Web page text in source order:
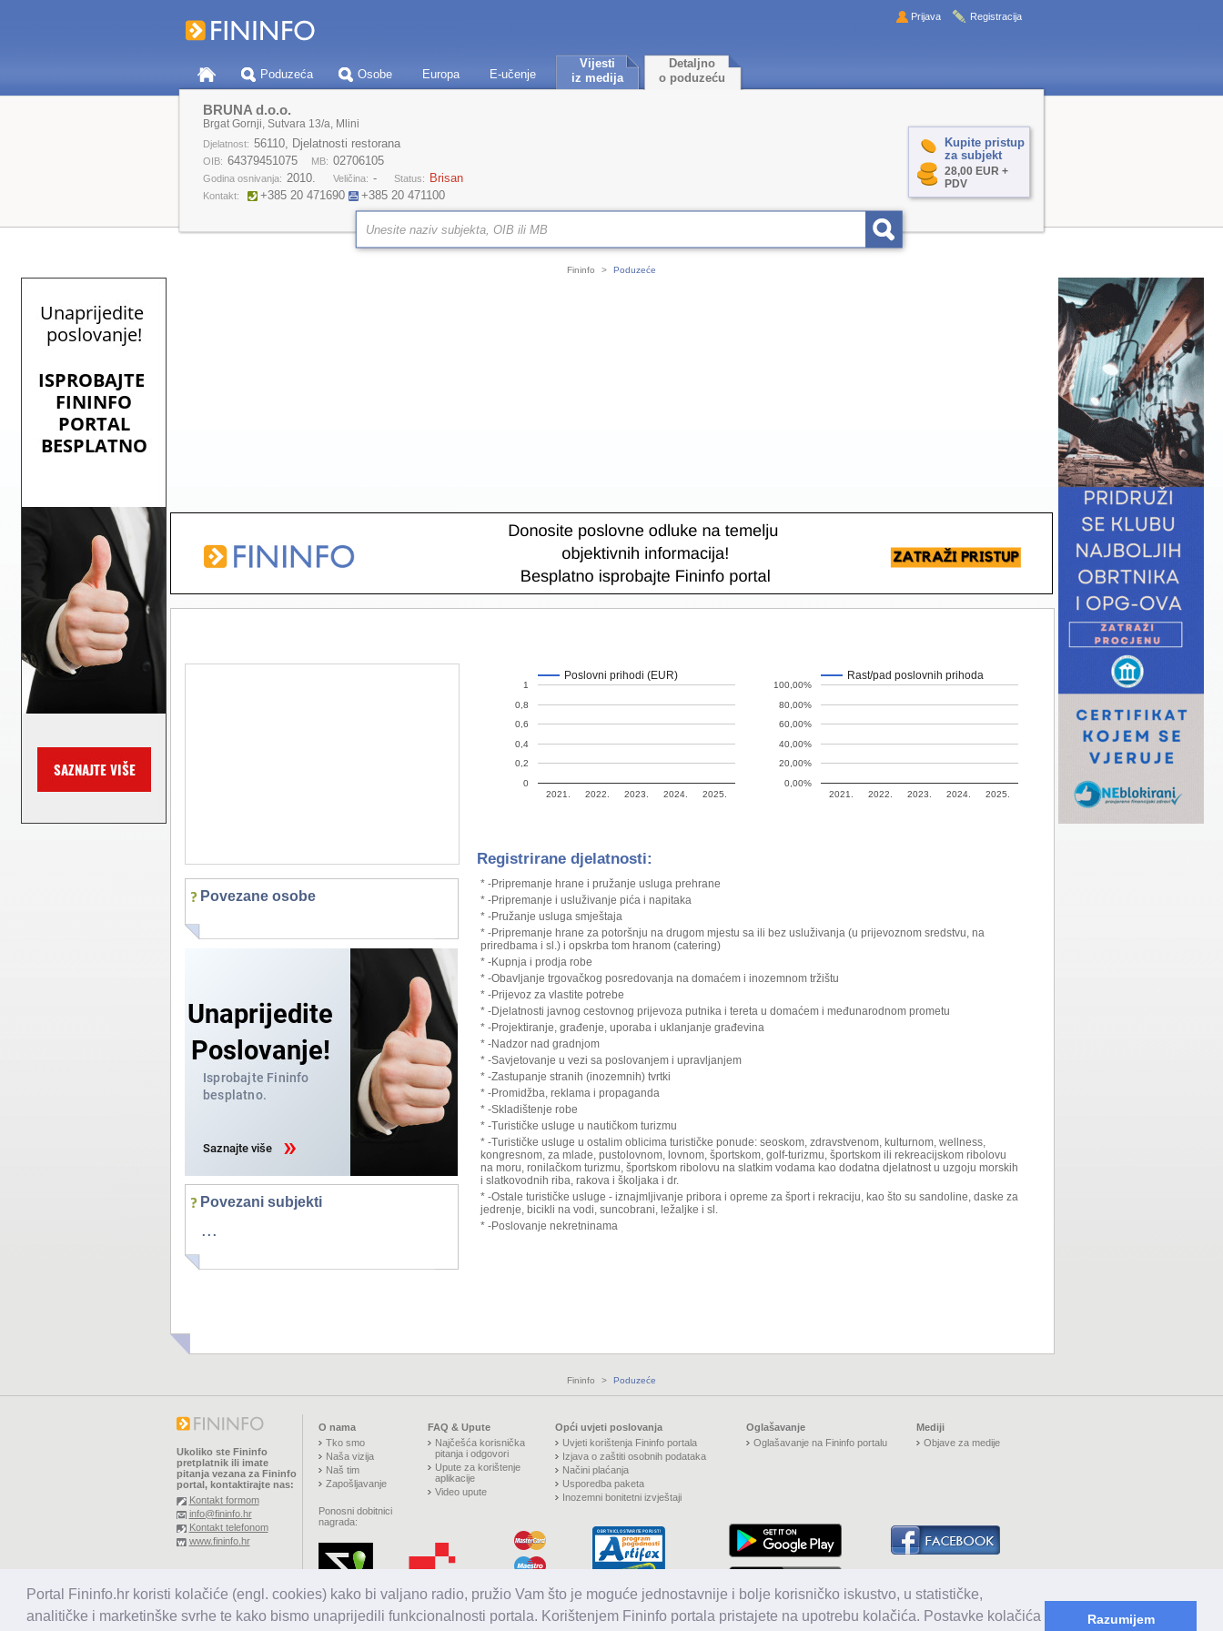
Portal Fininfo.hr koristi kolačiće (engl. cookies) kako bi valjano radio, pružio Vam što je moguće jednostavnije i bolje korisničko iskustvo, u statističke,
analitičke i marketinške svrhe te kako bismo unaprijedili funkcionalnosti portala. Korištenjem Fininfo portala pristajete na upotrebu kolačića. Postavke kolačića
Razumijem
Poduzeća Osobe Europa E-učenje
Vijesti
iz medija
Detaljno
o poduzeću
Prijava Registracija
Kupite pristup
za subjekt
28,00 EUR +
PDV
BRUNA d.o.o.
Brgat Gornji, Sutvara 13/a, Mlini
Djelatnost: 56110, Djelatnosti restorana
OIB: 64379451075 MB: 02706105
Godina osnivanja: 2010. Veličina: - Status: Brisan
Kontakt: +385 20 471690 +385 20 471100
Fininfo > Poduzeće
Povezane osobe
Povezani subjekti
...
Poslovni prihodi (EUR)
2021. 2022. 2023. 2024. 2025.
0
0,2
0,4
0,6
0,8
1
Rast/pad poslovnih prihoda
2021. 2022. 2023. 2024. 2025.
0,00%
20,00%
40,00%
60,00%
80,00%
100,00%
Registrirane djelatnosti:
* -Pripremanje hrane i pružanje usluga prehrane
* -Pripremanje i usluživanje pića i napitaka
* -Pružanje usluga smještaja
* -Pripremanje hrane za potoršnju na drugom mjestu sa ili bez usluživanja (u prijevoznom sredstvu, na
priredbama i sl.) i opskrba tom hranom (catering)
* -Kupnja i prodja robe
* -Obavljanje trgovačkog posredovanja na domaćem i inozemnom tržištu
* -Prijevoz za vlastite potrebe
* -Djelatnosti javnog cestovnog prijevoza putnika i tereta u domaćem i međunarodnom prometu
* -Projektiranje, građenje, uporaba i uklanjanje građevina
* -Nadzor nad gradnjom
* -Savjetovanje u vezi sa poslovanjem i upravljanjem
* -Zastupanje stranih (inozemnih) tvrtki
* -Promidžba, reklama i propaganda
* -Skladištenje robe
* -Turističke usluge u nautičkom turizmu
* -Turističke usluge u ostalim oblicima turističke ponude: seoskom, zdravstvenom, kulturnom, wellness,
kongresnom, za mlade, pustolovnom, lovnom, športskom, golf-turizmu, športskom ili rekreacijskom ribolovu
na moru, ronilačkom turizmu, športskom ribolovu na slatkim vodama kao dodatna djelatnost u uzgoju morskih
i slatkovodnih riba, rakova i školjaka i dr.
* -Ostale turističke usluge - iznajmljivanje pribora i opreme za šport i rekraciju, kao što su sandoline, daske za
jedrenje, bicikli na vodi, suncobrani, ležaljke i sl.
* -Poslovanje nekretninama
Fininfo > Poduzeće
Ukoliko ste Fininfo
pretplatnik ili imate
pitanja vezana za Fininfo
portal, kontaktirajte nas:
Kontakt formom
info@fininfo.hr
Kontakt telefonom
www.fininfo.hr
Sva prava pridržana.
O nama
Tko smo
Naša vizija
Naš tim
Zapošljavanje
Ponosni dobitnici
nagrada:
FAQ & Upute
Najčešća korisnička
pitanja i odgovori
Upute za korištenje
aplikacije
Video upute
Opći uvjeti poslovanja
Uvjeti korištenja Fininfo portala
Izjava o zaštiti osobnih podataka
Načini plaćanja
Usporedba paketa
Inozemni bonitetni izvještaji
Oglašavanje
Oglašavanje na Fininfo portalu
Mediji
Objave za medije